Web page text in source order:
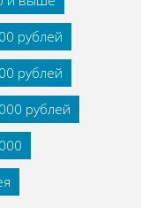
рублей
рублей
рублей